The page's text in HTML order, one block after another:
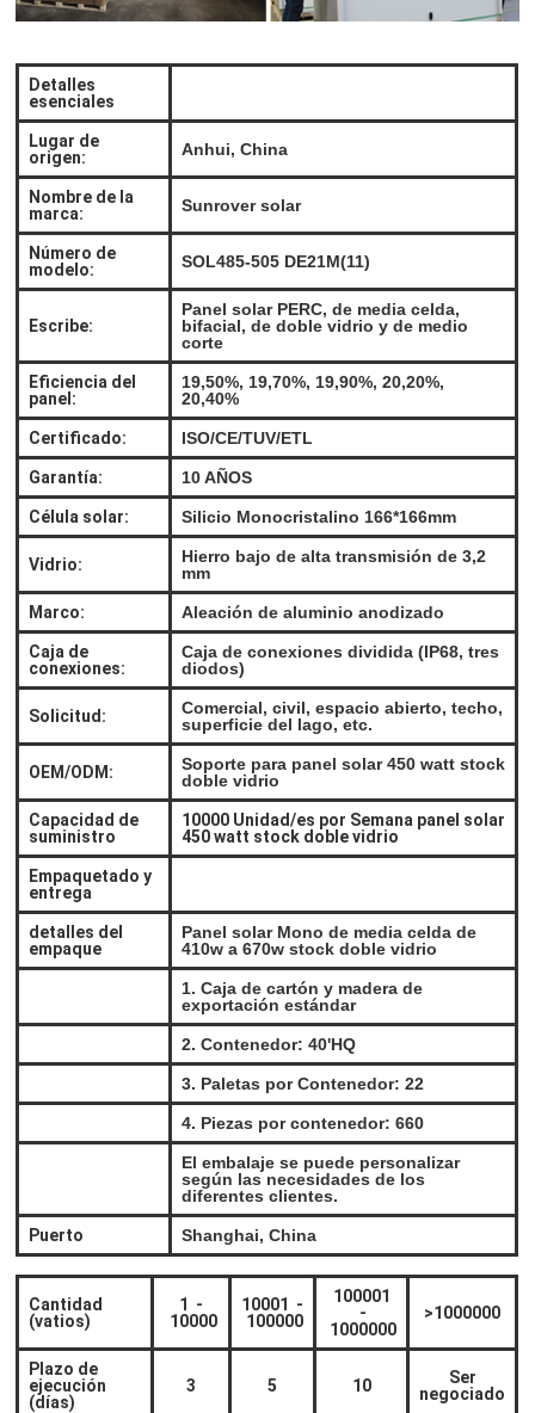
Detalles
esenciales
Lugar de
origen:
Anhui, China
Nombre de la
marca:
Sunrover solar
Número de
modelo:
SOL485-505 DE21M(11)
Escribe:
Panel solar PERC, de media celda,
bifacial, de doble vidrio y de medio
corte
Eficiencia del
panel:
19,50%, 19,70%, 19,90%, 20,20%,
20,40%
Certificado: ISO/CE/TUV/ETL
Garantía: 10 AÑOS
Célula solar: Silicio Monocristalino 166*166mm
Vidrio:
Hierro bajo de alta transmisión de 3,2
mm
Marco: Aleación de aluminio anodizado
Caja de
conexiones:
Caja de conexiones dividida (IP68, tres
diodos)
Solicitud:
Comercial, civil, espacio abierto, techo,
superficie del lago, etc.
OEM/ODM:
Soporte para panel solar 450 watt stock
doble vidrio
Capacidad de
suministro
10000 Unidad/es por Semana panel solar
450 watt stock doble vidrio
Empaquetado y
entrega
detalles del
empaque
Panel solar Mono de media celda de
410w a 670w stock doble vidrio
1. Caja de cartón y madera de
exportación estándar
2. Contenedor: 40'HQ
3. Paletas por Contenedor: 22
4. Piezas por contenedor: 660
El embalaje se puede personalizar
según las necesidades de los
diferentes clientes.
Puerto Shanghai, China
Cantidad
(vatios)
1 -
10000
10001 -
100000
100001
-
1000000
>1000000
Plazo de
ejecución
(días)
3 5 10
Ser
negociado